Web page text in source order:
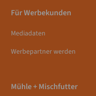
Für Werbekunden
Mediadaten
Werbepartner werden
Mühle + Mischfutter